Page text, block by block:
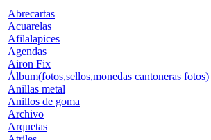
Abrecartas
Acuarelas
Afilalapices
Agendas
Airon Fix
Álbum(fotos,sellos,monedas cantoneras fotos)
Anillas metal
Anillos de goma
Archivo
Arquetas